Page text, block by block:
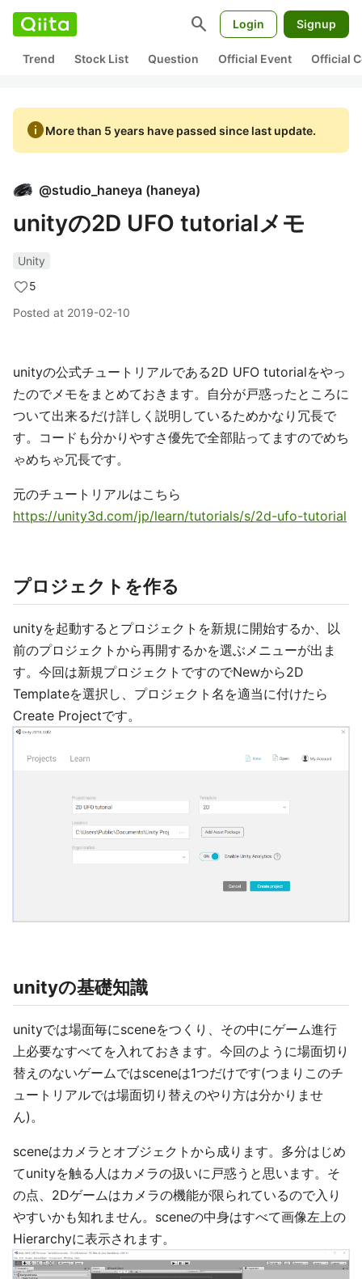
search Login Signup
Trend Stock List Question Official Event Official
infoMore than 5 years have passed since last update.
@studio_haneya (haneya)
unityの2D UFO tutorialメモ
Unity
5
Posted at 2019-02-10
unityの公式チュートリアルである2D UFO tutorialをやっ
たのでメモをまとめておきます。自分が戸惑ったところに
ついて出来るだけ詳しく説明しているためかなり冗長で
す。コードも分かりやすさ優先で全部貼ってますのでめち
ゃめちゃ冗長です。
元のチュートリアルはこちら
https://unity3d.com/jp/learn/tutorials/s/2d-ufo-tutorial
プロジェクトを作る
unityを起動するとプロジェクトを新規に開始するか、以
前のプロジェクトから再開するかを選ぶメニューが出ま
す。今回は新規プロジェクトですのでNewから2D
Templateを選択し、プロジェクト名を適当に付けたら
Create Projectです。
unityの基礎知識
unityでは場面毎にsceneをつくり、その中にゲーム進行
上必要なすべてを入れておきます。今回のように場面切り
替えのないゲームではsceneは1つだけです(つまりこのチ
ュートリアルでは場面切り替えのやり方は分かりませ
ん)。
sceneはカメラとオブジェクトから成ります。多分はじめ
てunityを触る人はカメラの扱いに戸惑うと思います。そ
の点、2Dゲームはカメラの機能が限られているので入り
やすいかも知れません。sceneの中身はすべて画像左上の
Hierarchyに表示されます。